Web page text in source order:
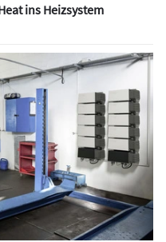
ins Heizsystem